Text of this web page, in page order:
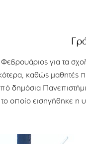
για τα
καθώς μαθητές
δημόσια
οποίο εισηγήθηκε η